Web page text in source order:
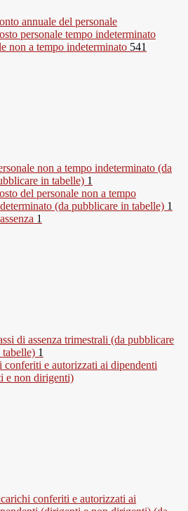
annuale del personale
personale tempo indeterminato
non a tempo indeterminato 541
non a tempo indeterminato (da
in tabelle) 1
del personale non a tempo
(da pubblicare in tabelle) 1
1
di assenza trimestrali (da pubblicare
tabelle) 1
conferiti e autorizzati ai dipendenti
e non dirigenti)
conferiti e autorizzati ai